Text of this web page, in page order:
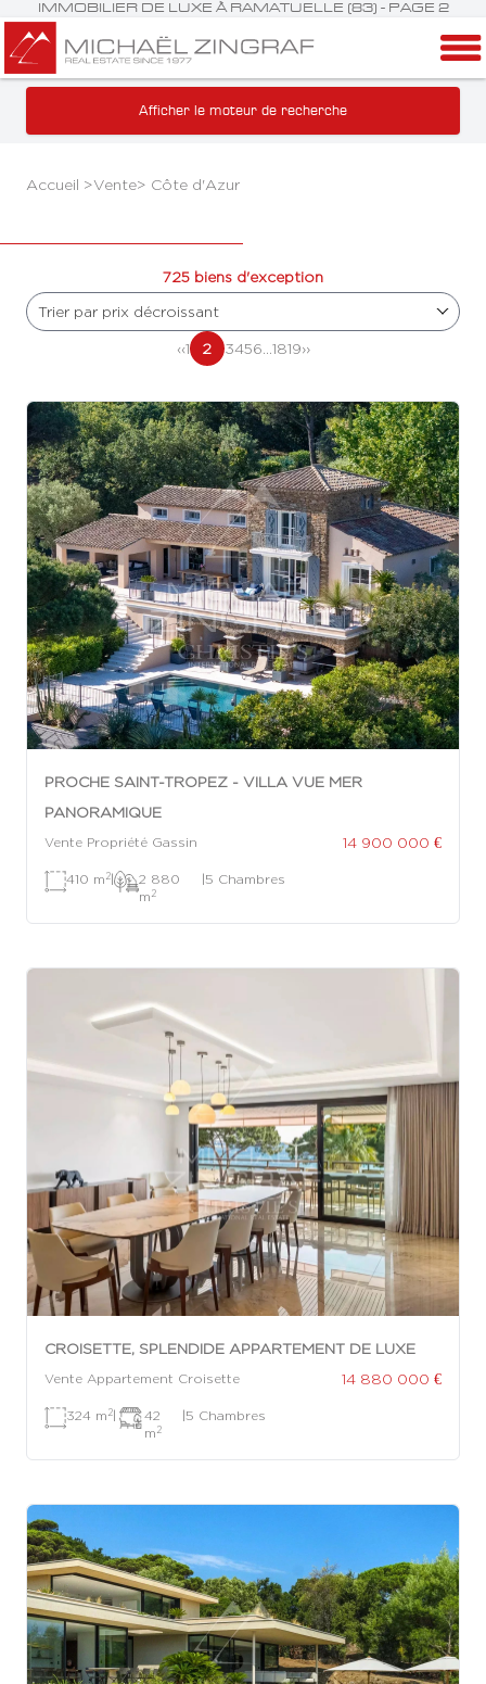
IMMOBILIER DE LUXE À RAMATUELLE (83) - PAGE 2
Afficher le moteur de recherche
Accueil >Vente> Côte d'Azur
725 biens d'exception
Trier par prix décroissant
‹‹1 2 3456 1819››
PROCHE SAINT-TROPEZ - VILLA VUE MER
PANORAMIQUE
Vente Propriété Gassin 14 900 000 €
410 m 2|
2 880
m 2
|5 Chambres
CROISETTE, SPLENDIDE APPARTEMENT DE LUXE
Vente Appartement Croisette 14 880 000 €
324 m 2|
42
m 2
|5 Chambres